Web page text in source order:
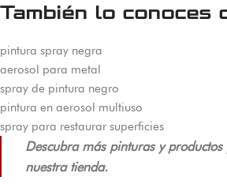
También lo conoces
pintura spray negra
aerosol para metal
spray de pintura negro
pintura en aerosol multiuso
spray para restaurar superficies
Descubra más pinturas y
nuestra tienda.